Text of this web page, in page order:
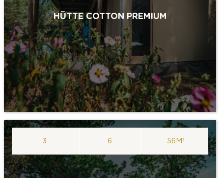
HÜTTE COTTON PREMIUM
3 6 56M²